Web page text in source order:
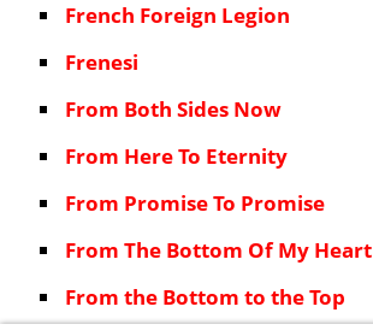
French Foreign Legion
Frenesi
From Both Sides Now
From Here To Eternity
From Promise To Promise
From The Bottom Of My Heart
From the Bottom to the Top